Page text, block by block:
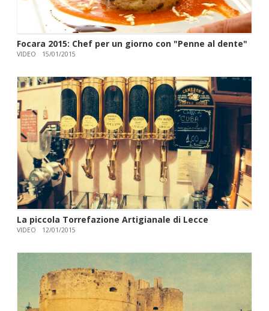
Focara 2015: Chef per un giorno con "Penne al dente"
VIDEO 15/01/2015
La piccola Torrefazione Artigianale di Lecce
VIDEO 12/01/2015